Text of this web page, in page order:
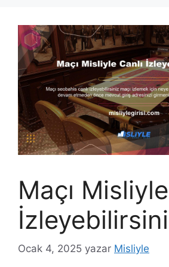
Maçı
Ocak 4, 2025 yazar Misliyle